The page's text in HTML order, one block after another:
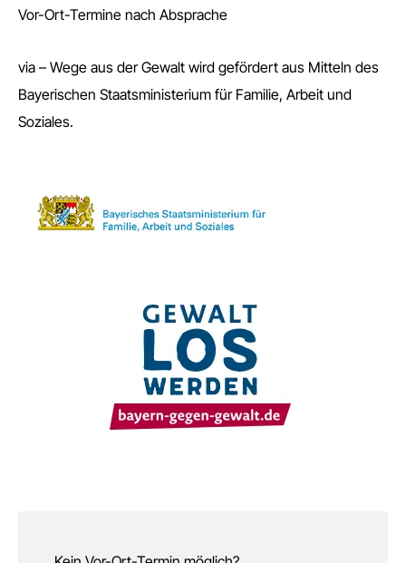
Vor-Ort-Termine nach Absprache
via – Wege aus der Gewalt wird gefördert aus Mitteln des
Bayerischen Staatsministerium für Familie, Arbeit und
Soziales.